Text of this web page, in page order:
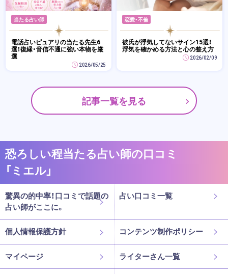
当たる占い師
電話占いピュアリの当たる先生6
選！復縁・音信不通に強い本物を厳
選
2026/05/25
恋愛・不倫
彼氏が浮気してないサイン15選！
浮気を確かめる方法と心の整え方
2026/02/09
記事一覧を見る
恐ろしい程当たる占い師の口コミ
「ミエル」
驚異の的中率！口コミで話題の
占い師がここに。
占い口コミ一覧
個人情報保護方針 コンテンツ制作ポリシー
マイページ ライターさん一覧